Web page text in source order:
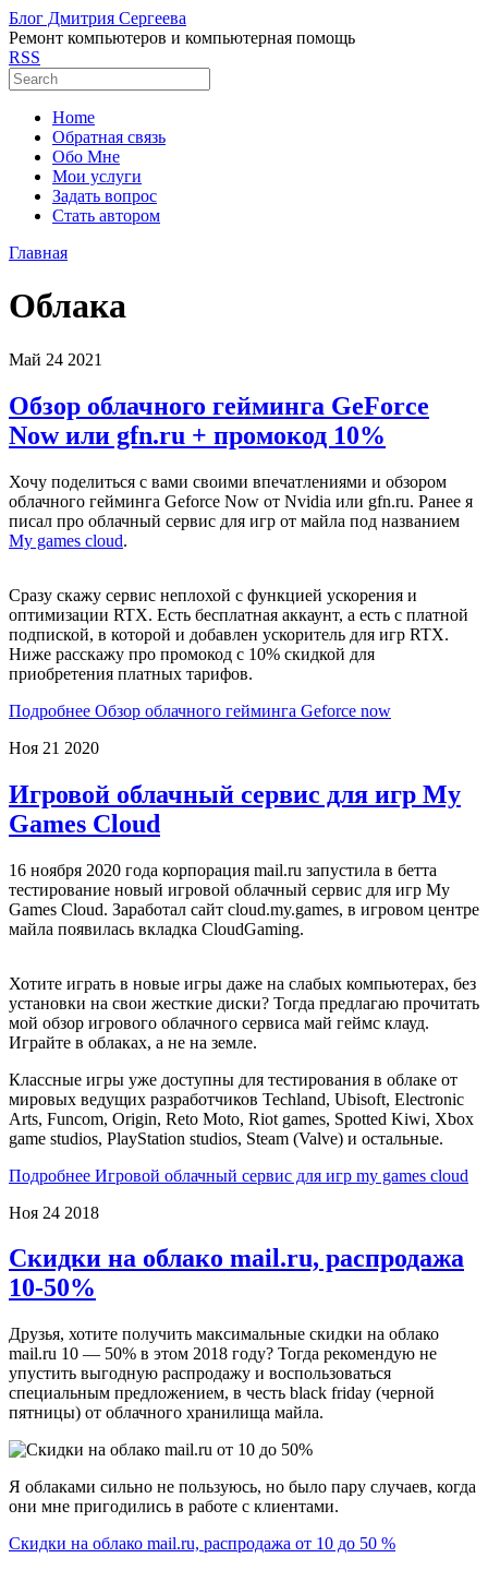
Блог Дмитрия Сергеева
Ремонт компьютеров и компьютерная помощь
RSS
Home
Обратная связь
Обо Мне
Мои услуги
Задать вопрос
Стать автором
Главная
Облака
Май 24 2021
Обзор облачного гейминга GeForce
Now или gfn.ru + промокод 10%
Хочу поделиться с вами своими впечатлениями и обзором
облачного гейминга Geforce Now от Nvidia или gfn.ru. Ранее я
писал про облачный сервис для игр от майла под названием
My games cloud.
Сразу скажу сервис неплохой с функцией ускорения и
оптимизации RTX. Есть бесплатная аккаунт, а есть с платной
подпиской, в которой и добавлен ускоритель для игр RTX.
Ниже расскажу про промокод с 10% скидкой для
приобретения платных тарифов.
Подробнее Обзор облачного гейминга Geforce now
Ноя 21 2020
Игровой облачный сервис для игр My
Games Cloud
16 ноября 2020 года корпорация mail.ru запустила в бетта
тестирование новый игровой облачный сервис для игр My
Games Cloud. Заработал сайт cloud.my.games, в игровом центре
майла появилась вкладка CloudGaming.
Хотите играть в новые игры даже на слабых компьютерах, без
установки на свои жесткие диски? Тогда предлагаю прочитать
мой обзор игрового облачного сервиса май геймс клауд.
Играйте в облаках, а не на земле.
Классные игры уже доступны для тестирования в облаке от
мировых ведущих разработчиков Techland, Ubisoft, Electronic
Arts, Funcom, Origin, Reto Moto, Riot games, Spotted Kiwi, Xbox
game studios, PlayStation studios, Steam (Valve) и остальные.
Подробнее Игровой облачный сервис для игр my games cloud
Ноя 24 2018
Скидки на облако mail.ru, распродажа
10-50%
Друзья, хотите получить максимальные скидки на облако
mail.ru 10 — 50% в этом 2018 году? Тогда рекомендую не
упустить выгодную распродажу и воспользоваться
специальным предложением, в честь black friday (черной
пятницы) от облачного хранилища майла.
Я облаками сильно не пользуюсь, но было пару случаев, когда
они мне пригодились в работе с клиентами.
Скидки на облако mail.ru, распродажа от 10 до 50 %